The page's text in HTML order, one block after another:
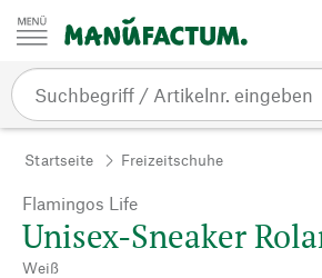
Zum Inhalt springen
Startseite Freizeitschuhe
Flamingos Life
Unisex-Sneaker
Weiß